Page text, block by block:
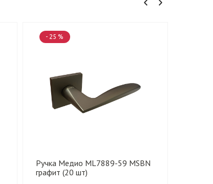
- 25 %
Ручка Медио ML7889-59 MSBN
графит (20 шт)